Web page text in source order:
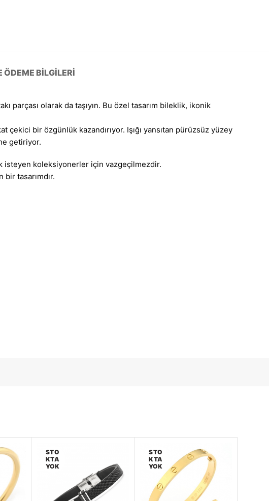
ÖDEME BILGILERI
parçası olarak da taşıyın. Bu özel tasarım bileklik, ikonik
çekici bir özgünlük kazandırıyor. Işığı yansıtan pürüzsüz yüzey
getiriyor.
isteyen koleksiyonerler için vazgeçilmezdir.
tasarımdır.
STO
KTA
YOK
STO
KTA
YOK